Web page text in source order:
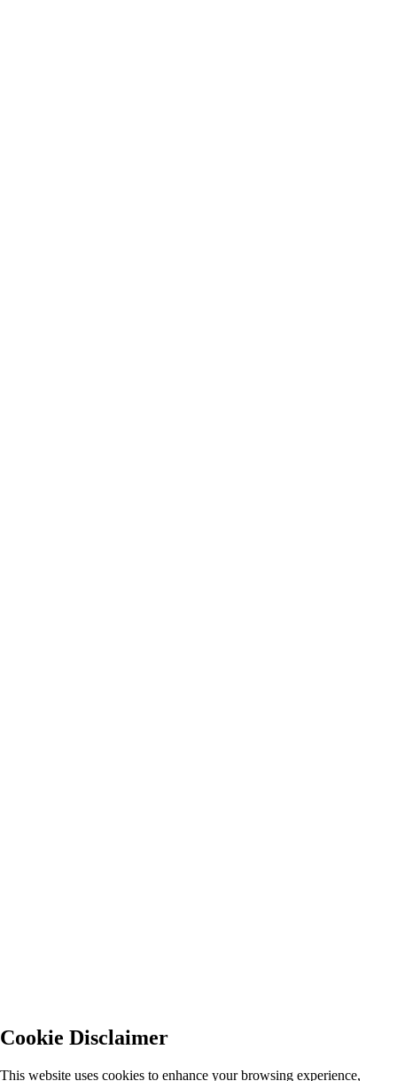
Cookie Disclaimer
This website uses cookies to enhance your browsing experience,